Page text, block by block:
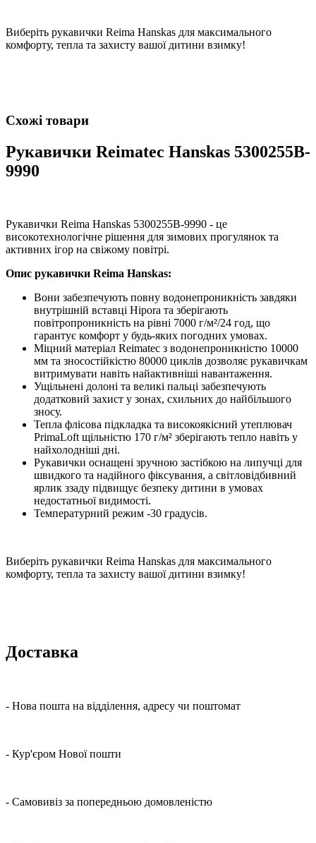
Виберіть рукавички Reima Hanskas для максимального
комфорту, тепла та захисту вашої дитини взимку!
Схожі товари
Рукавички Reimatec Hanskas 5300255B-
9990
Рукавички Reima Hanskas 5300255B-9990 - це
високотехнологічне рішення для зимових прогулянок та
активних ігор на свіжому повітрі.
Опис рукавички Reima Hanskas:
Вони забезпечують повну водонепроникність завдяки
внутрішній вставці Hipora та зберігають
повітропроникність на рівні 7000 г/м²/24 год, що
гарантує комфорт у будь-яких погодних умовах.
Міцний матеріал Reimatec з водонепроникністю 10000
мм та зносостійкістю 80000 циклів дозволяє рукавичкам
витримувати навіть найактивніші навантаження.
Ущільнені долоні та великі пальці забезпечують
додатковий захист у зонах, схильних до найбільшого
зносу.
Тепла флісова підкладка та високоякісний утеплювач
PrimaLoft щільністю 170 г/м² зберігають тепло навіть у
найхолодніші дні.
Рукавички оснащені зручною застібкою на липучці для
швидкого та надійного фіксування, а світловідбивний
ярлик ззаду підвищує безпеку дитини в умовах
недостатньої видимості.
Температурний режим -30 градусів.
Виберіть рукавички Reima Hanskas для максимального
комфорту, тепла та захисту вашої дитини взимку!
Доставка
- Нова пошта на відділення, адресу чи поштомат
- Кур'єром Нової пошти
- Самовивіз за попередньою домовленістю